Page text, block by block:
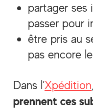
partager ses
passer pour
être pris au
pas encore
Dans l’Xpédition,
prennent ces